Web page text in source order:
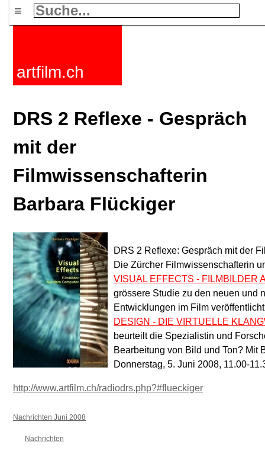
≡
artfilm.ch
DRS 2 Reflexe - Gespräch
mit der
Filmwissenschafterin
Barbara Flückiger
DRS 2 Reflexe: Gespräch mit der
Die Zürcher Filmwissenschafterin
VISUAL EFFECTS - FILMBILDER
grössere Studie zu den neuen und
Entwicklungen im Film
DESIGN - DIE VIRTUELLE
beurteilt die Spezialistin und
Bearbeitung von Bild und Ton? Mit
Donnerstag, 5. Juni 2008, 11.00-
http://www.artfilm.ch/radiodrs.php?#flueckiger
Nachrichten Juni 2008
Nachrichten